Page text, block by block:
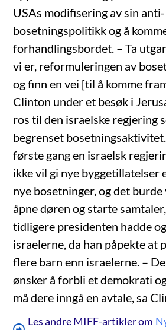
USAs modifisering av sin anti-
bosetningspolitikk og å
forhandlingsbordet. – Ta
vi er, reformuleringen av
og finn en vei [til å komme
Clinton under et besøk i
ros til den israelske regjering
begrenset
første gang en israelsk
ikke vil gi nye byggetillatelser
nye bosetninger, og det
åpne døren og starte
tidligere presidenten hadde
israelerne, da han påpekte at
flere barn enn israelerne. –
ønsker å forbli et demokrati
må dere inngå en avtale, sa
Les andre MIFF-artikler om